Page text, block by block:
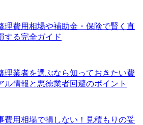
理費用相場や補助金・保険で賢く直
する完全ガイド
理業者を選ぶなら知っておきたい費
ル情報と悪徳業者回避のポイント
費用相場で損しない！見積もりの妥